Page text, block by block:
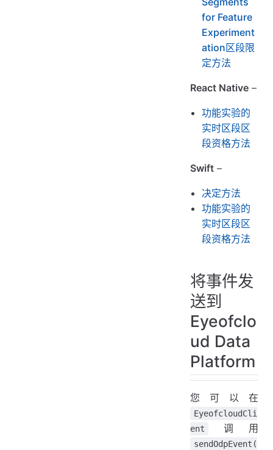
for Feature
Experiment
ation区段限
定方法
React Native –
功能实验的
实时区段区
段资格方法
Swift –
决定方法
功能实验的
实时区段区
段资格方法
将事件发
送到
Eyeofclo
ud Data
Platform
您可以在
EyeofcloudCli
ent
调用
sendOdpEvent(